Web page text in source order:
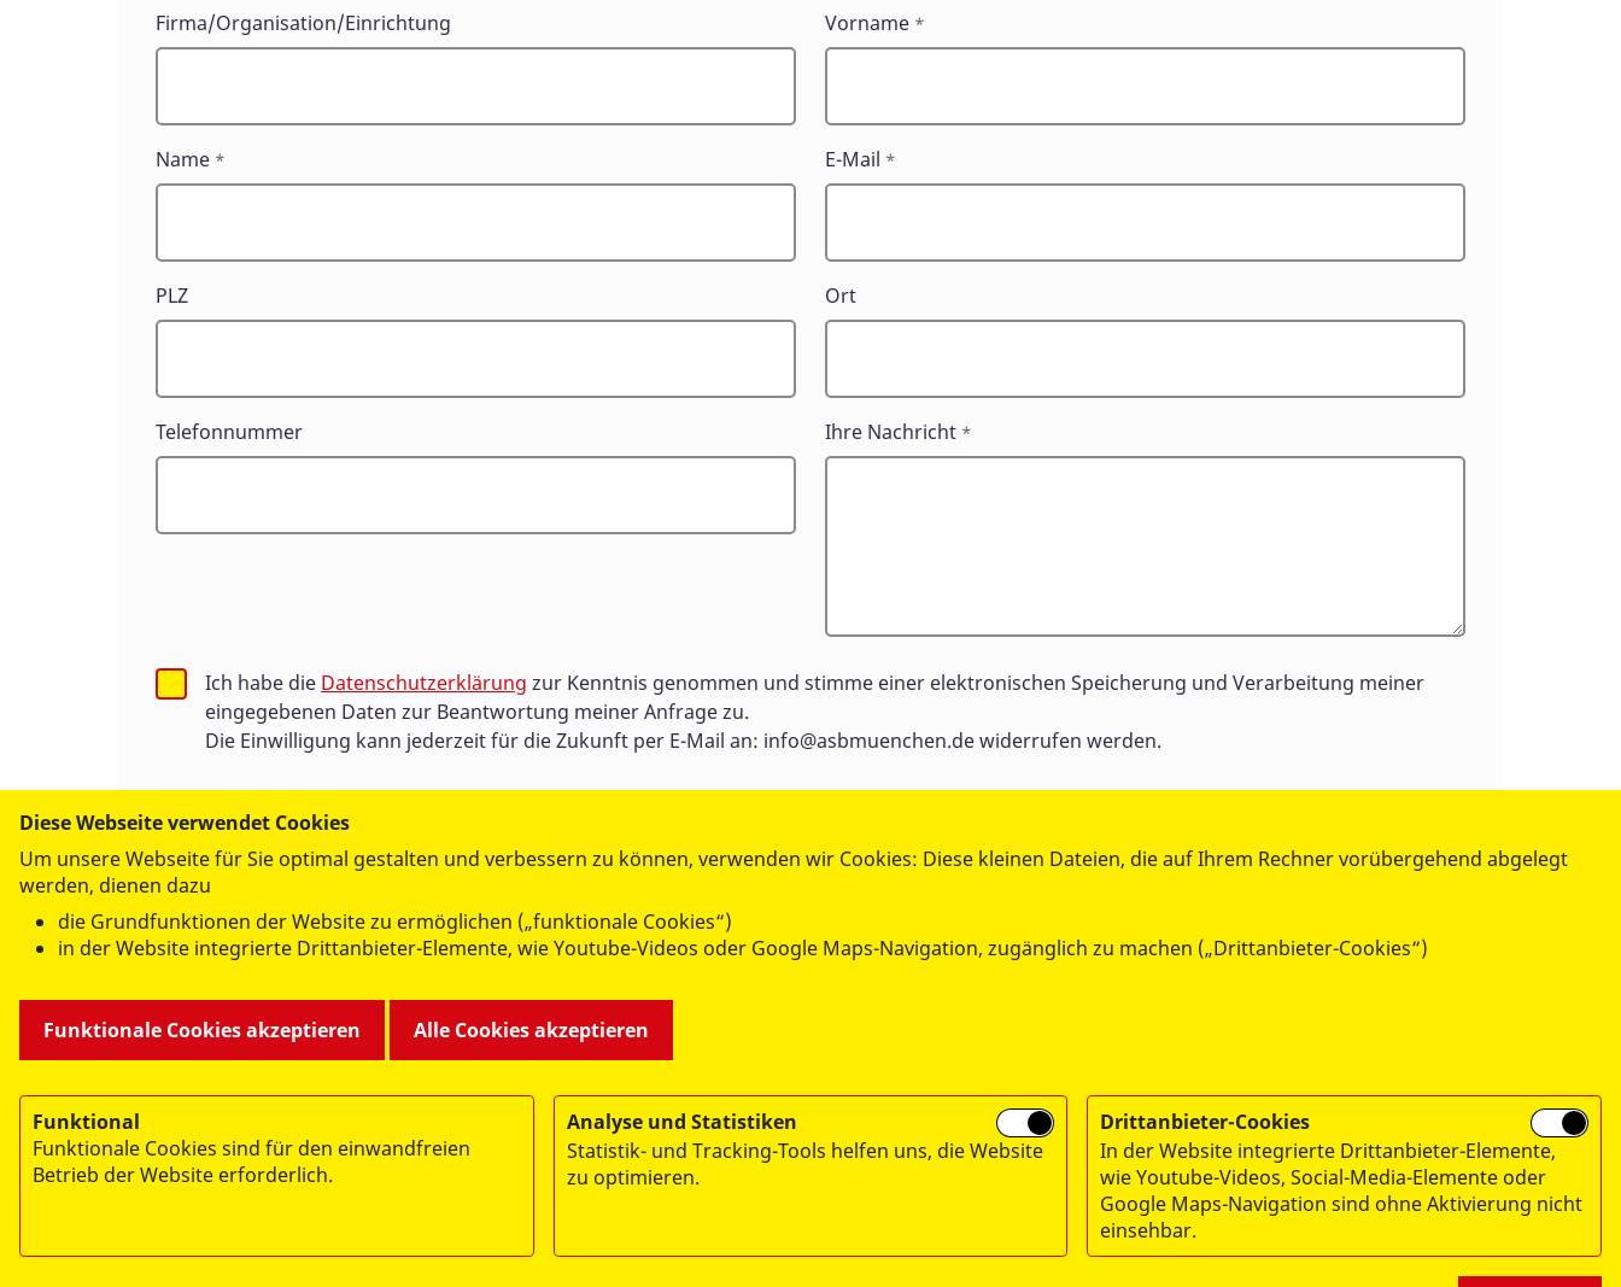
Kontaktformular
allgemein
Firma/Organisation/Einrichtung Vorname *
Name * E-Mail *
PLZ Ort
Telefonnummer Ihre Nachricht *
Ich habe die Datenschutzerklärung zur Kenntnis genommen und stimme einer elektronischen Speicherung und Verarbeitung meiner
eingegebenen Daten zur Beantwortung meiner Anfrage zu.
Die Einwilligung kann jederzeit für die Zukunft per E-Mail an: info@asbmuenchen.dewiderrufen werden.
Diese Webseite verwendet Cookies
Um unsere Webseite für Sie optimal gestalten und verbessern zu können, verwenden wir Cookies: Diese kleinen Dateien, die auf Ihrem Rechner vorübergehend abgelegt
werden, dienen dazu
die Grundfunktionen der Website zu ermöglichen („funktionale Cookies“)
in der Website integrierte Drittanbieter-Elemente, wie Youtube-Videos oder Google Maps-Navigation, zugänglich zu machen („Drittanbieter-Cookies“)
Funktionale Cookies akzeptieren Alle Cookies akzeptieren
Funktional
Funktionale Cookies sind für den einwandfreien
Betrieb der Website erforderlich.
Analyse und Statistiken
Statistik- und Tracking-Tools helfen uns, die Website
zu optimieren.
Drittanbieter-Cookies
In der Website integrierte Drittanbieter-Elemente,
wie Youtube-Videos, Social-Media-Elemente oder
Google Maps-Navigation sind ohne Aktivierung nicht
einsehbar.